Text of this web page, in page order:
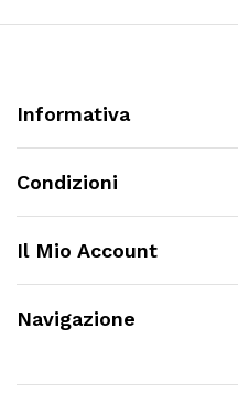
Informativa
Condizioni
Il Mio Account
Navigazione